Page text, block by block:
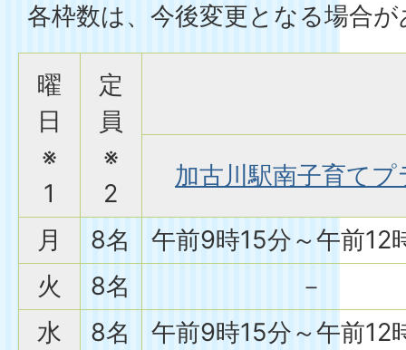
各枠数は、今後変更となる場合
曜
日
※
1
定
員
※
2
加古川駅南子育てプ
月 8名
午前9時15分～午前12
火
8名
－
水
8名
午前9時15分～午前12